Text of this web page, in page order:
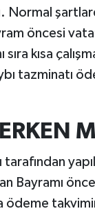
öncesi
kısa
tazminatı
tarafından
Bayramı
ödeme